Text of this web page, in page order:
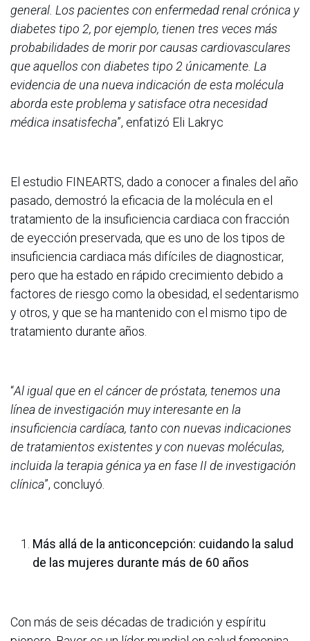
general. Los pacientes con enfermedad renal crónica y
diabetes tipo 2, por ejemplo, tienen tres veces más
probabilidades de morir por causas cardiovasculares
que aquellos con diabetes tipo 2 únicamente. La
evidencia de una nueva indicación de esta molécula
aborda este problema y satisface otra necesidad
médica insatisfecha”, enfatizó Eli Lakryc
El estudio FINEARTS, dado a conocer a finales del año
pasado, demostró la eficacia de la molécula en el
tratamiento de la insuficiencia cardiaca con fracción
de eyección preservada, que es uno de los tipos de
insuficiencia cardiaca más difíciles de diagnosticar,
pero que ha estado en rápido crecimiento debido a
factores de riesgo como la obesidad, el sedentarismo
y otros, y que se ha mantenido con el mismo tipo de
tratamiento durante años.
“Al igual que en el cáncer de próstata, tenemos una
línea de investigación muy interesante en la
insuficiencia cardíaca, tanto con nuevas indicaciones
de tratamientos existentes y con nuevas moléculas,
incluida la terapia génica ya en fase II de investigación
clínica”, concluyó.
Más allá de la anticoncepción: cuidando la salud
de las mujeres durante más de 60 años
Con más de seis décadas de tradición y espíritu